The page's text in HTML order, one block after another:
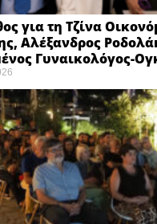
για τη Τζίνα
Αλέξανδρος
Γυναικολόγος-